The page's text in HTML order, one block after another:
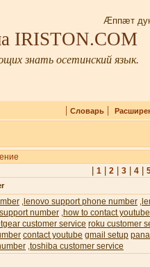
Æппæт
IRISTON.COM
знать осетинский язык.
| Словарь|
1| 2| 3| 4|
lenovo support phone number
number how to contact youtube
customer service roku customer
contact youtube gmail setup
toshiba customer service